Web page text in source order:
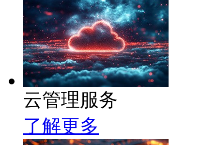
云管理服务
了解更多